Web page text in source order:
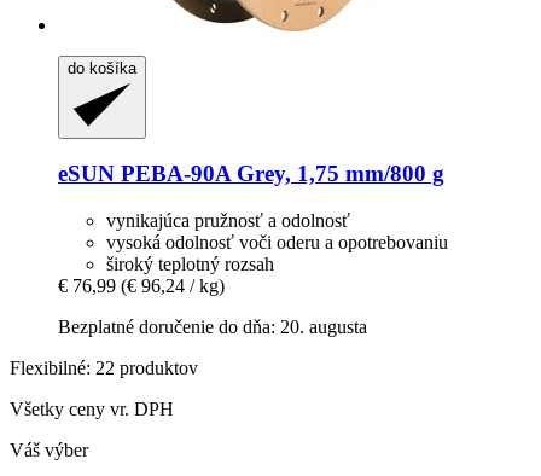
do košíka
eSUN PEBA-​90A Grey, 1,75 mm/800 g
vynikajúca pružnosť a odolnosť
vysoká odolnosť voči oderu a opotrebovaniu
široký teplotný rozsah
€ 76,99 (€ 96,24 / kg)
Bezplatné doručenie do dňa: 20. augusta
Flexibilné: 22 produktov
Všetky ceny vr. DPH
Váš výber